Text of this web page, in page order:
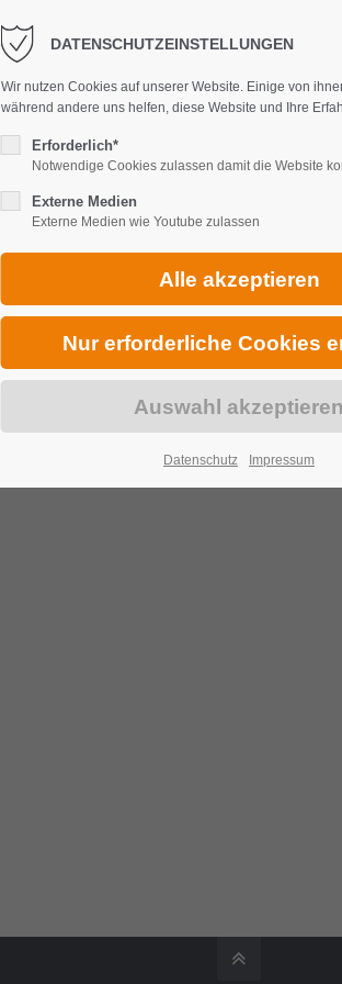
DATENSCHUTZEINSTELLUNGEN
Wir nutzen Cookies auf unserer Website. Einige von
während andere uns helfen, diese Website und Ihre
Erforderlich*
Notwendige Cookies zulassen damit die Website
Externe Medien
Externe Medien wie Youtube zulassen
Datenschutz Impressum